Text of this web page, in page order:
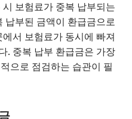
보험료가 중복 납부되는
납부된 금액이 환급금으로
서 보험료가 동시에 빠져
. 중복 납부 환급금은 가장
으로 점검하는 습관이 필